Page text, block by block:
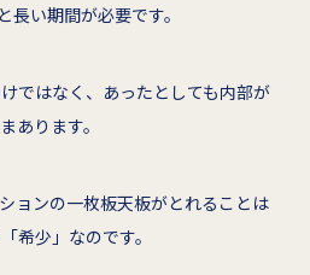
い期間が必要です。
ではなく、あったとしても内部が
あります。
ョンの一枚板天板がとれることは
希少」なのです。